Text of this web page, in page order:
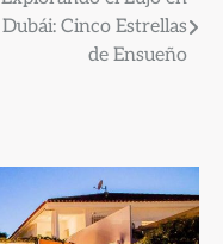
Dubái: Cinco Estrellas
de Ensueño